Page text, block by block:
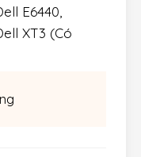
E6440,
XT3 (Có